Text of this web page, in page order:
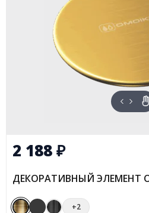
2 188₽
ДЕКОРАТИВНЫЙ ЭЛЕМЕНТ
+2